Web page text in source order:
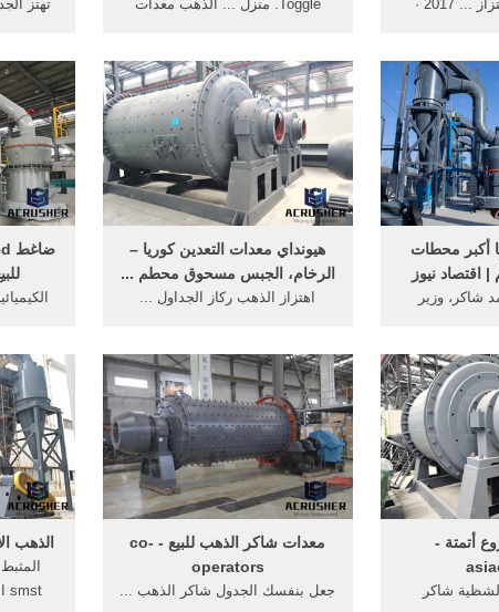
تهتز
Toggle. منزل ... الذهب معدات
بإمكانك شراء اهتزاز ... 2017 ·
هيونداي معدات التعدين كوريا –
الرخام، الجبس مسحوق محطم ...
اهتزاز الذهب ركاز الجداول ...
أكبر محطات
| اقتصاد نيوز
شاكر، وزير
الذهب
smst الجدول الذهب شاكر;, ...
معدات شاكر الذهب للبيع - co-
operators
جعل بنفسك الجدول شاكر الذهب ...
أتمتة -
شاكر